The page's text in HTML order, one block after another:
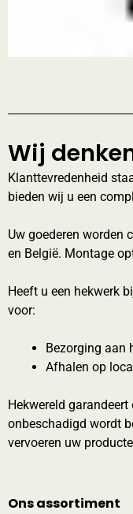
Wij
Klanttevredenheid
bieden wij u een
Uw goederen worden
en België. Montage
Heeft u een hekwerk
voor:
Bezorging aan
Afhalen op
Hekwereld
onbeschadigd wordt
vervoeren uw
Ons assortiment